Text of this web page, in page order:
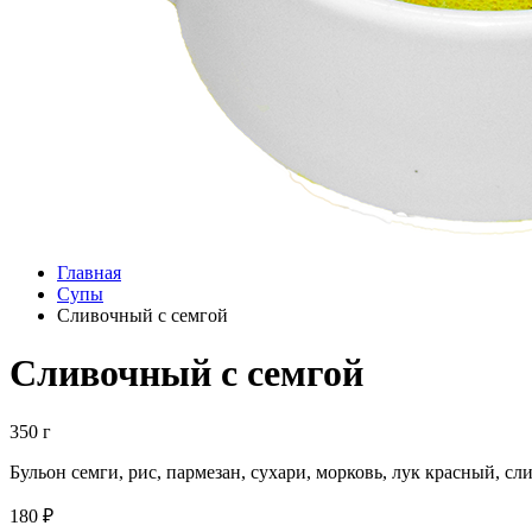
Главная
Супы
Сливочный с семгой
Сливочный с семгой
350 г
Бульон семги, рис, пармезан, сухари, морковь, лук красный,
180 ₽